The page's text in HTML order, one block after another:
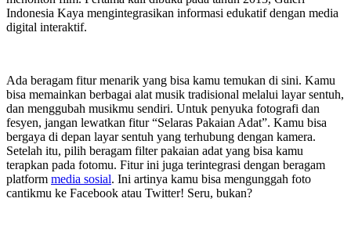
Indonesia Kaya mengintegrasikan informasi edukatif dengan media
digital interaktif.
Ada beragam fitur menarik yang bisa kamu temukan di sini. Kamu
bisa memainkan berbagai alat musik tradisional melalui layar sentuh,
dan menggubah musikmu sendiri. Untuk penyuka fotografi dan
fesyen, jangan lewatkan fitur “Selaras Pakaian Adat”. Kamu bisa
bergaya di depan layar sentuh yang terhubung dengan kamera.
Setelah itu, pilih beragam filter pakaian adat yang bisa kamu
terapkan pada fotomu. Fitur ini juga terintegrasi dengan beragam
platform media sosial. Ini artinya kamu bisa mengunggah foto
cantikmu ke Facebook atau Twitter! Seru, bukan?